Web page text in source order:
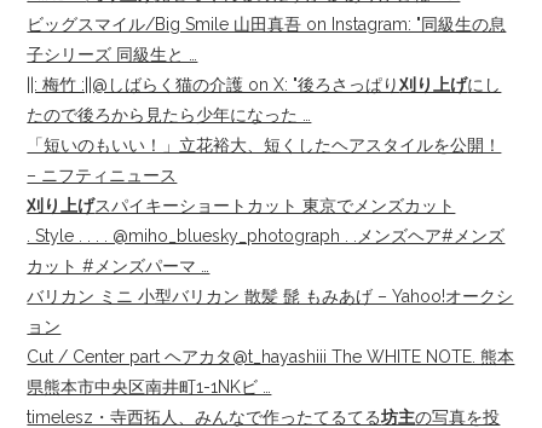
ビッグスマイル/Big Smile 山田真吾 on Instagram: "同級生の息
子シリーズ 同級生と …
||: 梅竹 :||@しばらく猫の介護 on X: "後ろさっぱり刈り上げにし
たので後ろから見たら少年になった …
「短いのもいい！」立花裕大、短くしたヘアスタイルを公開！
– ニフティニュース
刈り上げスパイキーショートカット 東京でメンズカット
. Style . . . . @miho_bluesky_photograph . .メンズヘア#メンズ
カット #メンズパーマ …
バリカン ミニ 小型バリカン 散髪 髭 もみあげ – Yahoo!オークシ
ョン
Cut / Center part ヘアカタ@t_hayashiii The WHITE NOTE. 熊本
県熊本市中央区南井町1-1NKビ …
timelesz・寺西拓人、みんなで作ったてるてる坊主の写真を投